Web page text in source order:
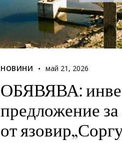
НОВИНИ май 21, 2026
ОБЯВЯВА:
предложение
от